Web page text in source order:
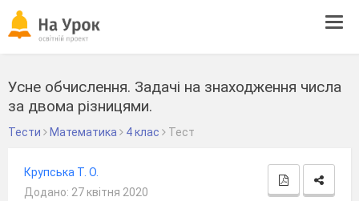
Усне обчислення. Задачі на знаходження числа
за двома різницями.
Тести Математика 4 клас Тест
Крупська Т. О.
Додано: 27 квітня 2020